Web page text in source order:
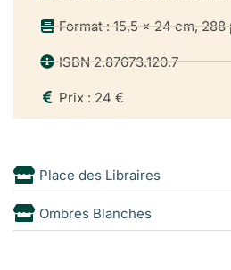
Format : 15,5 x 24 cm, 288
ISBN 2.87673.120.7
Prix : 24 €
Place des Libraires
Ombres Blanches